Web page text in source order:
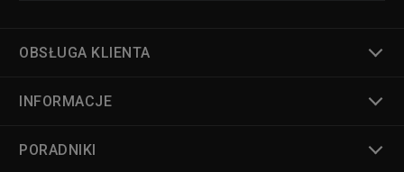
OBSŁUGA KLIENTA
INFORMACJE
PORADNIKI